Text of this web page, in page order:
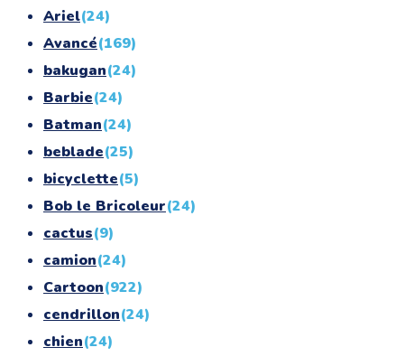
Ariel(24)
Avancé(169)
bakugan(24)
Barbie(24)
Batman(24)
beblade(25)
bicyclette(5)
Bob le Bricoleur(24)
cactus(9)
camion(24)
Cartoon(922)
cendrillon(24)
chien(24)